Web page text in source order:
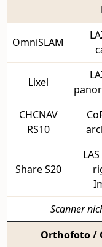
OmniSLAM
Lixel
CHCNAV
RS10
Share S20
Scanner
Orthofoto /